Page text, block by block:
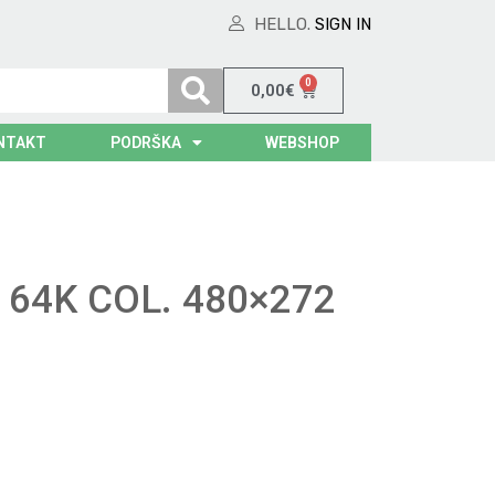
HELLO. SIGN IN
0,00€ 0
PODRŠKA WEBSHOP
COL. 480×272